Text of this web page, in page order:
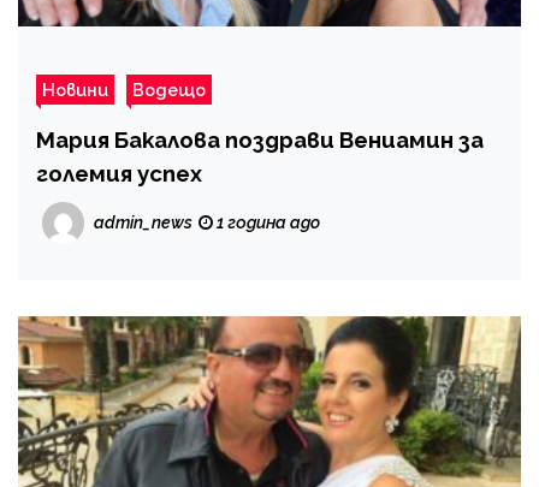
Новини Водещо
Мария Бакалова поздрави Вениамин за
големия успех
admin_news 1 година ago